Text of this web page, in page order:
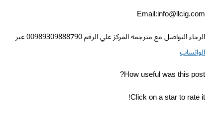
Email:info@llcig.com
الرجاء التواصل مع مترجمة المركز علي الرقم 00989309888790 عبر
الواتساب
How useful was this post?
Click on a star to rate it!